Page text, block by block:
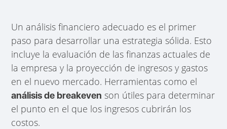
Un análisis financiero adecuado es el primer
paso para desarrollar una estrategia sólida. Esto
incluye la evaluación de las finanzas actuales de
la empresa y la proyección de ingresos y gastos
en el nuevo mercado. Herramientas como el
análisis de breakeven son útiles para determinar
el punto en el que los ingresos cubrirán los
costos.